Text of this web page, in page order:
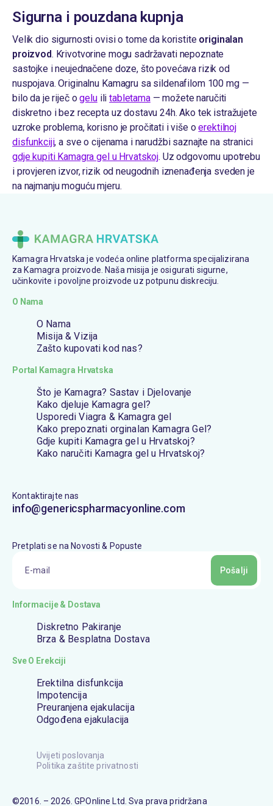
Sigurna i pouzdana kupnja
Velik dio sigurnosti ovisi o tome da koristite originalan
proizvod. Krivotvorine mogu sadržavati nepoznate
sastojke i neujednačene doze, što povećava rizik od
nuspojava. Originalnu Kamagru sa sildenafilom 100 mg —
bilo da je riječ ogeluilitabletama— možete naručiti
diskretno i bez recepta uz dostavu 24h. Ako tek istražujete
uzroke problema, korisno je pročitati i više oerektilnoj
disfunkciji, a sve o cijenama i narudžbi saznajte na stranici
gdje kupiti Kamagra gel u Hrvatskoj. Uz odgovornu upotrebu
i provjeren izvor, rizik od neugodnih iznenađenja sveden je
na najmanju moguću mjeru.
Kamagra Hrvatska je vodeća online platforma specijalizirana
za Kamagra proizvode. Naša misija je osigurati sigurne,
učinkovite i povoljne proizvode uz potpunu diskreciju.
O Nama
O Nama
Misija & Vizija
Zašto kupovati kod nas?
Portal Kamagra Hrvatska
Što je Kamagra? Sastav i Djelovanje
Kako djeluje Kamagra gel?
Usporedi Viagra & Kamagra gel
Kako prepoznati orginalan Kamagra Gel?
Gdje kupiti Kamagra gel u Hrvatskoj?
Kako naručiti Kamagra gel u Hrvatskoj?
Kontaktirajte nas
info@genericspharmacyonline.com
Pretplati se na Novosti & Popuste
Pošalji
Informacije & Dostava
Diskretno Pakiranje
Brza & Besplatna Dostava
Sve O Erekciji
Erektilna disfunkcija
Impotencija
Preuranjena ejakulacija
Odgođena ejakulacija
Uvijeti poslovanja
Politika zaštite privatnosti
©2016. – 2026. GPOnline Ltd. Sva prava pridržana